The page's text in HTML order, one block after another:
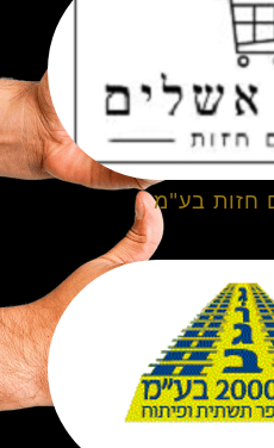
חזות בע"מ